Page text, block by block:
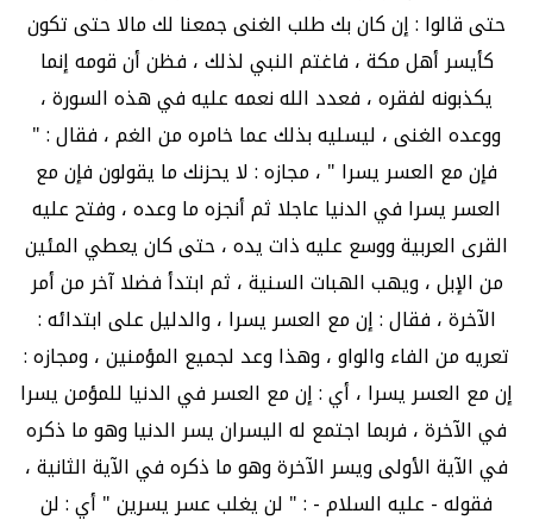
حتى قالوا : إن كان بك طلب الغنى جمعنا لك مالا حتى تكون
كأيسر أهل مكة ، فاغتم النبي لذلك ، فظن أن قومه إنما
يكذبونه لفقره ، فعدد الله نعمه عليه في هذه السورة ،
ووعده الغنى ، ليسليه بذلك عما خامره من الغم ، فقال : "
فإن مع العسر يسرا " ، مجازه : لا يحزنك ما يقولون فإن مع
العسر يسرا في الدنيا عاجلا ثم أنجزه ما وعده ، وفتح عليه
القرى العربية ووسع عليه ذات يده ، حتى كان يعطي المئين
من الإبل ، ويهب الهبات السنية ، ثم ابتدأ فضلا آخر من أمر
الآخرة ، فقال : إن مع العسر يسرا ، والدليل على ابتدائه :
تعريه من الفاء والواو ، وهذا وعد لجميع المؤمنين ، ومجازه :
إن مع العسر يسرا ، أي : إن مع العسر في الدنيا للمؤمن يسرا
في الآخرة ، فربما اجتمع له اليسران يسر الدنيا وهو ما ذكره
في الآية الأولى ويسر الآخرة وهو ما ذكره في الآية الثانية ،
فقوله - عليه السلام - : " لن يغلب عسر يسرين " أي : لن